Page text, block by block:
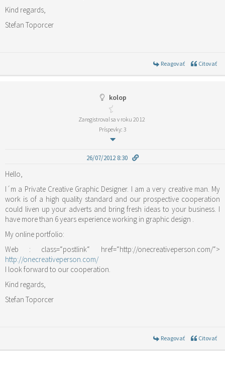
Kind regards,
Stefan Toporcer
Reagovať Citovať
kolop
Zaregistroval sa v roku 2012
Príspevky: 3
26/07/2012 8:30
Hello,
I´m a Private Creative Graphic Designer. I am a very creative man. My
work is of a high quality standard and our prospective cooperation
could liven up your adverts and bring fresh ideas to your business. I
have more than 6 years experience working in graphic design .
My online portfolio:
Web : class=“postlink“ href=“http://onecreativeperson.com/“>
http://onecreativeperson.com/
I look forward to our cooperation.
Kind regards,
Stefan Toporcer
Reagovať Citovať